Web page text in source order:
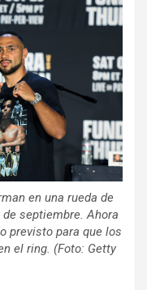
en una rueda de
septiembre. Ahora
previsto para que los
el ring. (Foto: Getty